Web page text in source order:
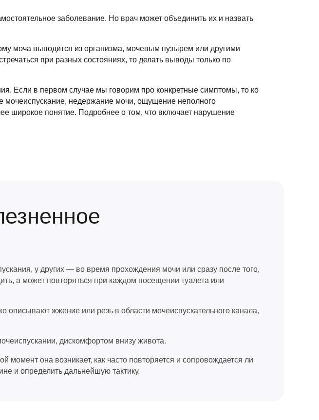
заболевание. Но врач может объединить их и назвать
моча выводится из организма, мочевым пузырем или другими
при разных состояниях, то делать выводы только по
Если в первом случае мы говорим про конкретные симптомы, то ко
мочеиспускание, недержание мочи, ощущение неполного
широкое понятие. Подробнее о том, что включает нарушение
у других — во время прохождения мочи или сразу после того,
а может повторяться при каждом посещении туалета или
жжение или резь в области мочеиспускательного канала,
дискомфортом внизу живота.
момент она возникает, как часто повторяется и сопровождается ли
и определить дальнейшую тактику.